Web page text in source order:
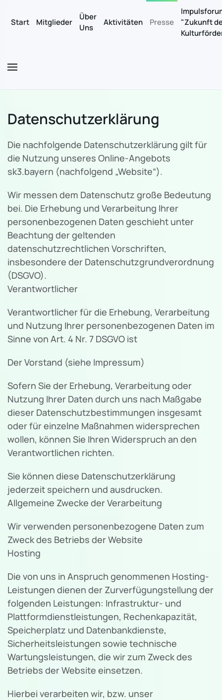
Zum Hauptinhalt springen
Start Mitglieder
Über
Uns
Aktivitäten Presse
"Zukunft
Datenschutzerklärung
Die nachfolgende Datenschutzerklärung gilt für
die Nutzung unseres Online-Angebots
sk3.bayern (nachfolgend „Website“).
Wir messen dem Datenschutz große Bedeutung
bei. Die Erhebung und Verarbeitung Ihrer
personenbezogenen Daten geschieht unter
Beachtung der geltenden
datenschutzrechtlichen Vorschriften,
insbesondere der Datenschutzgrundverordnung
(DSGVO).
Verantwortlicher
Verantwortlicher für die Erhebung, Verarbeitung
und Nutzung Ihrer personenbezogenen Daten im
Sinne von Art. 4 Nr. 7 DSGVO ist
Der Vorstand (siehe Impressum)
Sofern Sie der Erhebung, Verarbeitung oder
Nutzung Ihrer Daten durch uns nach Maßgabe
dieser Datenschutzbestimmungen insgesamt
oder für einzelne Maßnahmen widersprechen
wollen, können Sie Ihren Widerspruch an den
Verantwortlichen richten.
Sie können diese Datenschutzerklärung
jederzeit speichern und ausdrucken.
Allgemeine Zwecke der Verarbeitung
Wir verwenden personenbezogene Daten zum
Zweck des Betriebs der Website
Hosting
Die von uns in Anspruch genommenen Hosting-
Leistungen dienen der Zurverfügungstellung der
folgenden Leistungen: Infrastruktur- und
Plattformdienstleistungen, Rechenkapazität,
Speicherplatz und Datenbankdienste,
Sicherheitsleistungen sowie technische
Wartungsleistungen, die wir zum Zweck des
Betriebs der Website einsetzen.
Hierbei verarbeiten wir, bzw. unser